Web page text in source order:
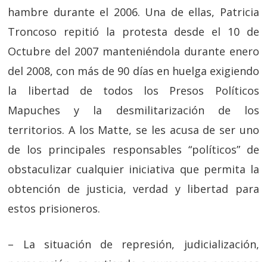
hambre durante el 2006. Una de ellas, Patricia
Troncoso repitió la protesta desde el 10 de
Octubre del 2007 manteniéndola durante enero
del 2008, con más de 90 días en huelga exigiendo
la libertad de todos los Presos Políticos
Mapuches y la desmilitarización de los
territorios. A los Matte, se les acusa de ser uno
de los principales responsables “políticos” de
obstaculizar cualquier iniciativa que permita la
obtención de justicia, verdad y libertad para
estos prisioneros.
– La situación de represión, judicialización,